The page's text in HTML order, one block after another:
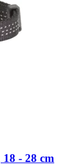
-​ 28 cm